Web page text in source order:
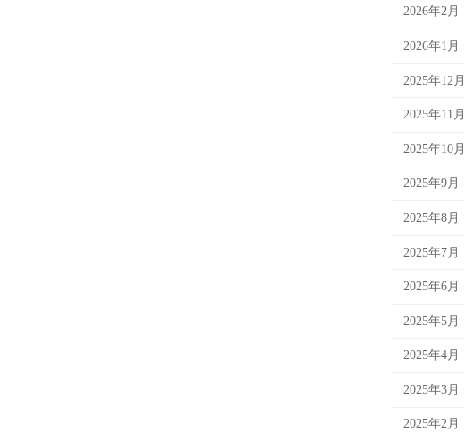
2026年2月
2026年1月
2025年12月
2025年11月
2025年10月
2025年9月
2025年8月
2025年7月
2025年6月
2025年5月
2025年4月
2025年3月
2025年2月